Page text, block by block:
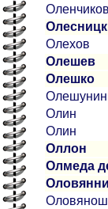
Оленчиков
Олехов
Олешев
Олешко
Олешунин
Олин
Олин
Оллон
Олмеда